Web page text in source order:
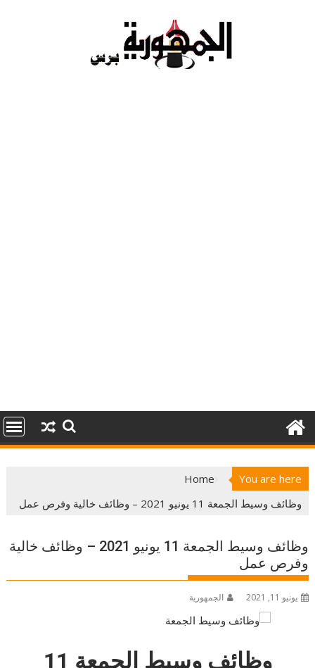
You are here
Home
وظائف وسيط الجمعة 11 يونيو 2021 – وظائف خالية وفرص عمل
وظائف وسيط الجمعة 11 يونيو 2021 – وظائف خالية
وفرص عمل
يونيو 11, 2021 الجمهورية
وظائف وسيط الجمعة 11